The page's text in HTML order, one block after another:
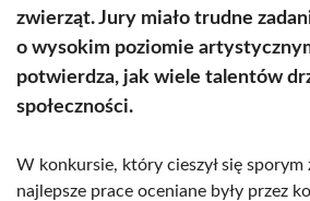
zwierząt. Jury miało trudne
o wysokim poziomie
potwierdza, jak wiele talentów
społeczności.
W konkursie, który cieszył się sporym
najlepsze prace oceniane były przez